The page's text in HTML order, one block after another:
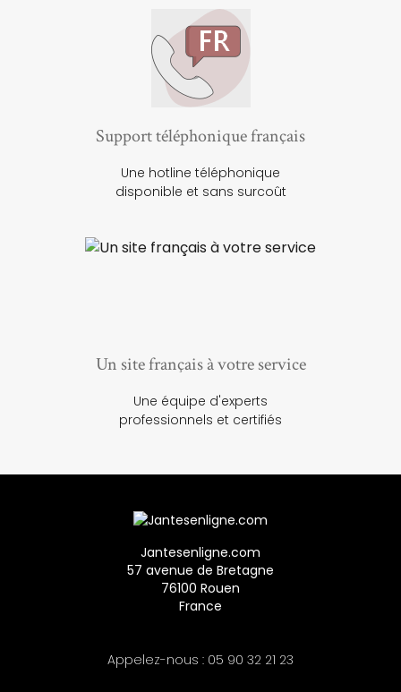
Support téléphonique français
Une hotline téléphonique
disponible et sans surcoût
Un site français à votre service
Une équipe d'experts
professionnels et certifiés
Jantesenligne.com
57 avenue de Bretagne
76100 Rouen
France
Appelez-nous : 05 90 32 21 23